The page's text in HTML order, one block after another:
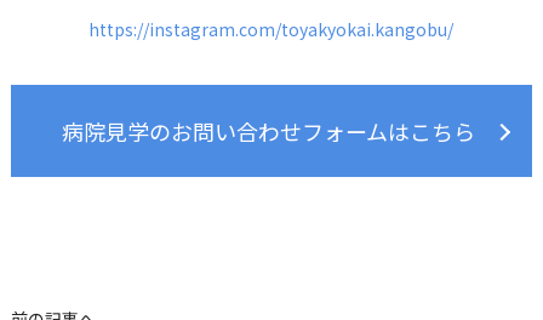
https://instagram.com/toyakyokai.kangobu/
病院見学のお問い合わせフォームはこちら